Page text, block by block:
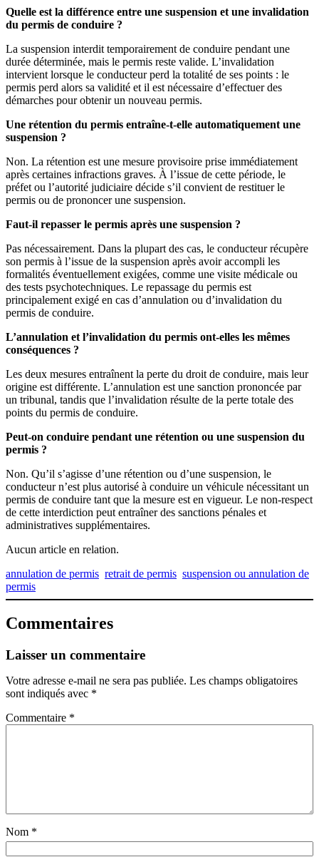
Quelle est la différence entre une suspension et une invalidation
du permis de conduire ?
La suspension interdit temporairement de conduire pendant une
durée déterminée, mais le permis reste valide. L’invalidation
intervient lorsque le conducteur perd la totalité de ses points : le
permis perd alors sa validité et il est nécessaire d’effectuer des
démarches pour obtenir un nouveau permis.
Une rétention du permis entraîne-t-elle automatiquement une
suspension ?
Non. La rétention est une mesure provisoire prise immédiatement
après certaines infractions graves. À l’issue de cette période, le
préfet ou l’autorité judiciaire décide s’il convient de restituer le
permis ou de prononcer une suspension.
Faut-il repasser le permis après une suspension ?
Pas nécessairement. Dans la plupart des cas, le conducteur récupère
son permis à l’issue de la suspension après avoir accompli les
formalités éventuellement exigées, comme une visite médicale ou
des tests psychotechniques. Le repassage du permis est
principalement exigé en cas d’annulation ou d’invalidation du
permis de conduire.
L’annulation et l’invalidation du permis ont-elles les mêmes
conséquences ?
Les deux mesures entraînent la perte du droit de conduire, mais leur
origine est différente. L’annulation est une sanction prononcée par
un tribunal, tandis que l’invalidation résulte de la perte totale des
points du permis de conduire.
Peut-on conduire pendant une rétention ou une suspension du
permis ?
Non. Qu’il s’agisse d’une rétention ou d’une suspension, le
conducteur n’est plus autorisé à conduire un véhicule nécessitant un
permis de conduire tant que la mesure est en vigueur. Le non-respect
de cette interdiction peut entraîner des sanctions pénales et
administratives supplémentaires.
Aucun article en relation.
annulation de permis retrait de permis suspension ou annulation de
permis
Commentaires
Laisser un commentaire
Votre adresse e-mail ne sera pas publiée. Les champs obligatoires
sont indiqués avec *
Commentaire *
Nom *